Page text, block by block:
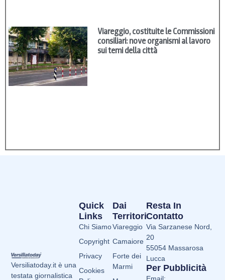
Viareggio, costituite le Commissioni
consiliari: nove organismi al lavoro
sui temi della città
Versiliatoday.it è una
testata giornalistica
Dai
Territori
Viareggio
Camaiore
Forte dei
Marmi
Quick
Links
Chi Siamo
Copyright
Privacy
Cookies
Resta In
Contatto
Via Sarzanese Nord,
20
55054 Massarosa
Lucca
Per Pubblicità